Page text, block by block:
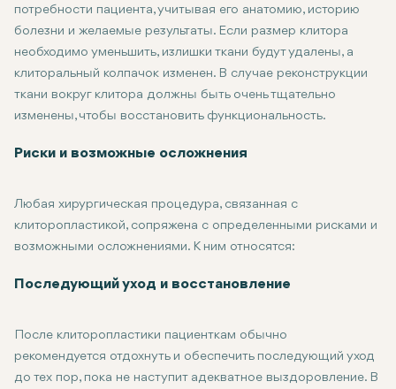
потребности пациента, учитывая его анатомию, историю
болезни и желаемые результаты. Если размер клитора
необходимо уменьшить, излишки ткани будут удалены, а
клиторальный колпачок изменен. В случае реконструкции
ткани вокруг клитора должны быть очень тщательно
изменены, чтобы восстановить функциональность.
Продолжительность процедуры может варьироваться в
Риски и возможные осложнения
Любая хирургическая процедура, связанная с
клиторопластикой, сопряжена с определенными рисками и
возможными осложнениями. К ним относятся:
Инфекция: Как и при любой хирургической процедуре,
Рубцы: Несмотря на то, что хирурги очень осторожны в
Изменения в ощущениях: Есть люди, которые могут
Проблемы с заживлением: Задержка заживления и
Психологические и эмоциональные последствия:
Последующий уход и восстановление
После клиторопластики пациенткам обычно
рекомендуется отдохнуть и обеспечить последующий уход
до тех пор, пока не наступит адекватное выздоровление. В